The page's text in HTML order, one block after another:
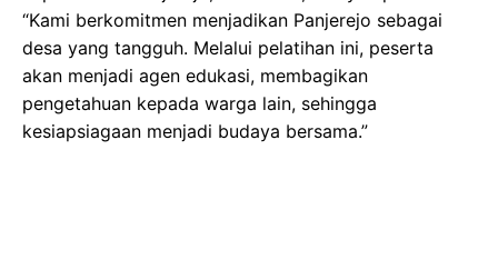
“Kami berkomitmen menjadikan Panjerejo sebagai
desa yang tangguh. Melalui pelatihan ini, peserta
akan menjadi agen edukasi, membagikan
pengetahuan kepada warga lain, sehingga
kesiapsiagaan menjadi budaya bersama.”